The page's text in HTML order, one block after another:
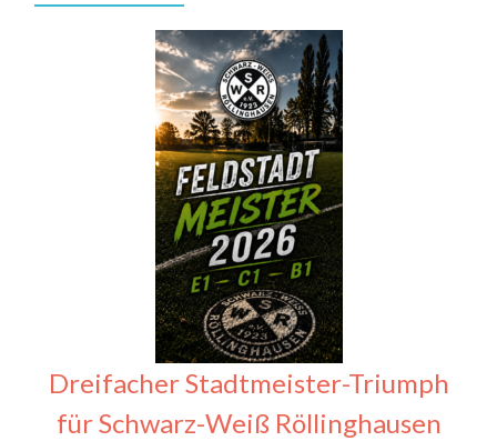
Dreifacher Stadtmeister-Triumph
für Schwarz-Weiß Röllinghausen